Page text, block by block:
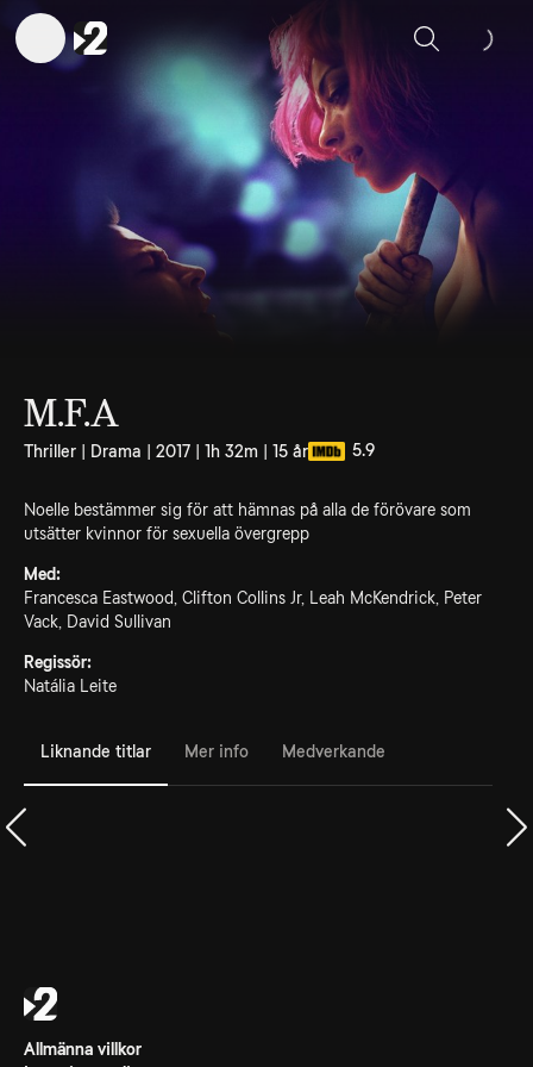
Sök
M.F.A
Thriller | Drama | 2017 | 1h 32m | 15 år 5.9
Noelle bestämmer sig för att hämnas på alla de förövare som
utsätter kvinnor för sexuella övergrepp
Med:
Francesca Eastwood, Clifton Collins Jr, Leah McKendrick, Peter
Vack, David Sullivan
Regissör:
Natália Leite
Liknande titlar Mer info Medverkande
Allmänna villkor